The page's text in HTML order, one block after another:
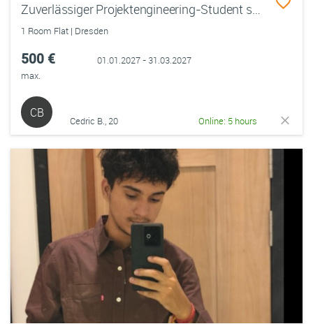
Zuverlässiger Projektengineering-Student sucht Wohnung/Zimmer in Dresden für 3 Monate (01.01.2027-31.03.2027)
1 Room Flat | Dresden
500 €
max.
01.01.2027 - 31.03.2027
CB
Cedric B., 20 Online: 5 hours